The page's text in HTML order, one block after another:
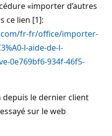
«importer d’autres
ce lien [1]:
fr-fr/office/importer-
l-aide-de-l-
0e769bf6-934f-46f5-
depuis le dernier client
sur le web